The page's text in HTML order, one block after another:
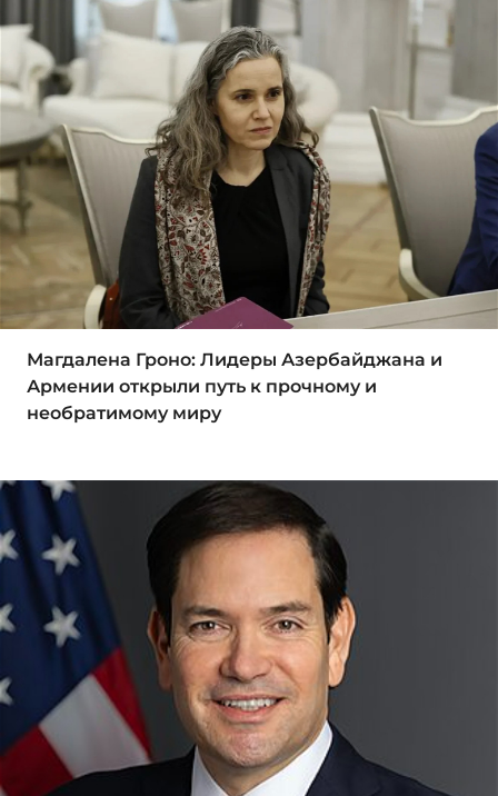
Магдалена Гроно: Лидеры Азербайджана и
Армении открыли путь к прочному и
необратимому миру